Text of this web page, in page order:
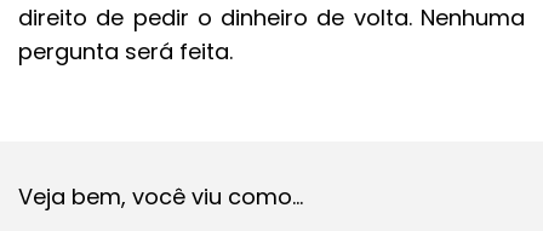
direito de pedir o dinheiro de volta. Nenhuma
pergunta será feita.
Veja bem, você viu como…